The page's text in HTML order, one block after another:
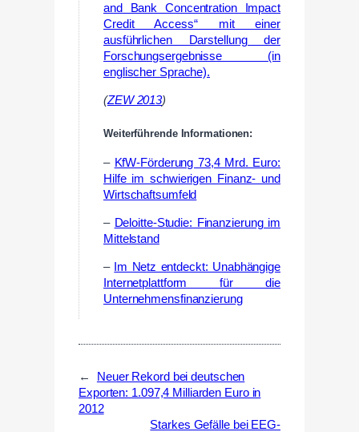
and Bank Concentration Impact
Credit Access“ mit einer
ausführlichen Darstellung der
Forschungsergebnisse (in
englischer Sprache).
(ZEW 2013)
Weiterführende Informationen:
– KfW-Förderung 73,4 Mrd. Euro:
Hilfe im schwierigen Finanz- und
Wirtschaftsumfeld
– Deloitte-Studie: Finanzierung im
Mittelstand
– Im Netz entdeckt: Unabhängige
Internetplattform für die
Unternehmensfinanzierung
←
Neuer Rekord bei deutschen
Exporten: 1.097,4 Milliarden Euro in
2012
Starkes Gefälle bei EEG-